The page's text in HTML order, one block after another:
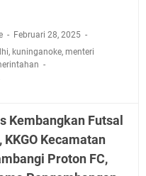
PAM Tirta Kamuning Salurakan
Dari Hawa Nafsu?
Naik, Telur Turun
Kuningan Jumat 7 Agustus
Keliling Kuningan Jumat 7
Februari 28, 2025
, kuninganoke, menteri
Kembangkan Futsal
Kecamatan
Proton FC,